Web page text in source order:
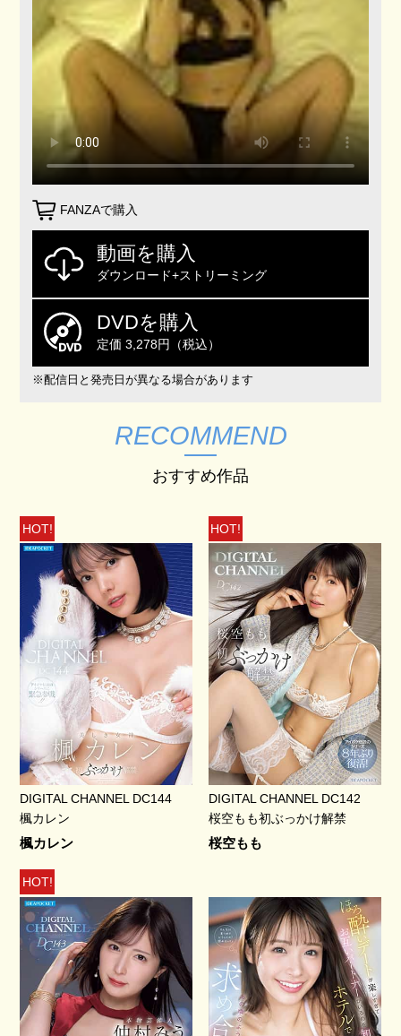
FANZAで購入
動画を購入
ダウンロード+ストリーミング
DVDを購入
定価 3,278円（税込）
※配信日と発売日が異なる場合があります
RECOMMEND
おすすめ作品
HOT!
DIGITAL CHANNEL DC144
楓カレン
楓カレン
HOT!
DIGITAL CHANNEL DC142
桜空もも初ぶっかけ解禁
桜空もも
HOT!